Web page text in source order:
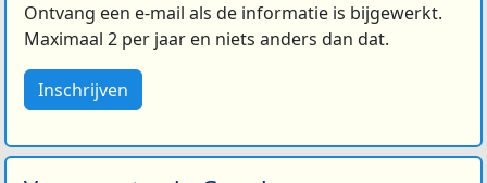
Ontvang een e-mail als de informatie is bijgewerkt.
Maximaal 2 per jaar en niets anders dan dat.
Inschrijven